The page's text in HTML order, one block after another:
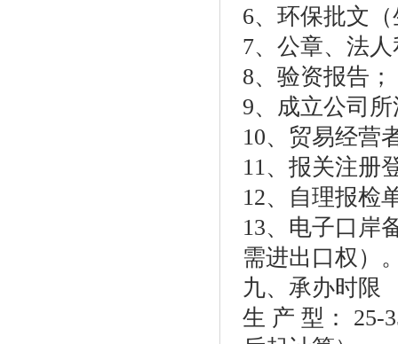
6、环保批文
7、公章、法
8、验资报告；
9、成立公司
10、贸易经营
11、报关注册
12、自理报检
13、电子口岸
需进出口权）
九、承办时限
生 产 型： 25-